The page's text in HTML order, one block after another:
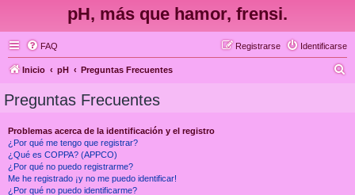
pH, más que hamor, frensi.
FAQ Identificarse
Registrarse
Inicio pH Preguntas Frecuentes
Preguntas Frecuentes
Problemas acerca de la identificación y el registro
¿Por qué me tengo que registrar?
¿Qué es COPPA? (APPCO)
¿Por qué no puedo registrarme?
Me he registrado ¡y no me puedo identificar!
¿Por qué no puedo identificarme?